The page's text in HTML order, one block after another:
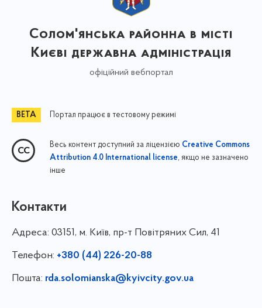
Солом'янська районна в місті
Києві державна адміністрація
офіційний вебпортал
Портал працює в тестовому режимі
Весь контент доступний за ліцензією Creative Commons
Attribution 4.0 International license, якщо не зазначено
інше
Контакти
Адреса: 03151, м. Київ, пр-т Повітряних Сил, 41
Телефон: +380 (44) 226-20-88
Пошта: rda.solomianska@kyivcity.gov.ua